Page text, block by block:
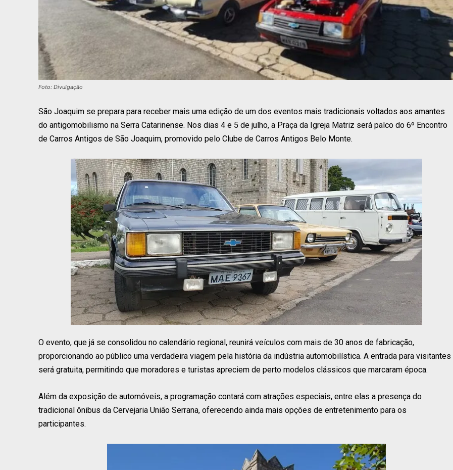
Foto: Divulgação
São Joaquim se prepara para receber mais uma edição de um dos eventos mais tradicionais voltados aos amantes
do antigomobilismo na Serra Catarinense. Nos dias 4 e 5 de julho, a Praça da Igreja Matriz será palco do 6º Encontro
de Carros Antigos de São Joaquim, promovido pelo Clube de Carros Antigos Belo Monte.
O evento, que já se consolidou no calendário regional, reunirá veículos com mais de 30 anos de fabricação,
proporcionando ao público uma verdadeira viagem pela história da indústria automobilística. A entrada para visitantes
será gratuita, permitindo que moradores e turistas apreciem de perto modelos clássicos que marcaram época.
Além da exposição de automóveis, a programação contará com atrações especiais, entre elas a presença do
tradicional ônibus da Cervejaria União Serrana, oferecendo ainda mais opções de entretenimento para os
participantes.